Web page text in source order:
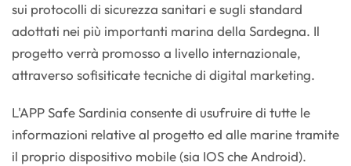
sui protocolli di sicurezza sanitari e sugli standard
adottati nei più importanti marina della Sardegna. Il
progetto verrà promosso a livello internazionale,
attraverso sofisiticate tecniche di digital marketing.
L'APP Safe Sardinia consente di usufruire di tutte le
informazioni relative al progetto ed alle marine tramite
il proprio dispositivo mobile (sia IOS che Android).